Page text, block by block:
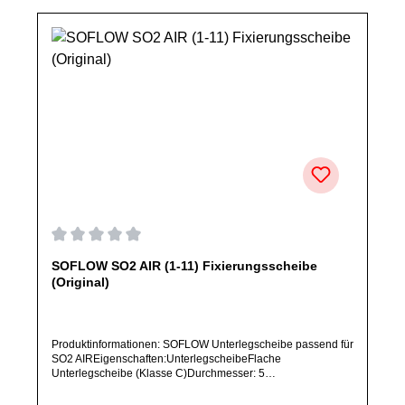
SOFLOW SO2 AIR (1-11) Fixierungsscheibe
(Original)
Produktinformationen: SOFLOW Unterlegscheibe passend für
SO2 AIREigenschaften:UnterlegscheibeFlache
Unterlegscheibe (Klasse C)Durchmesser: 5